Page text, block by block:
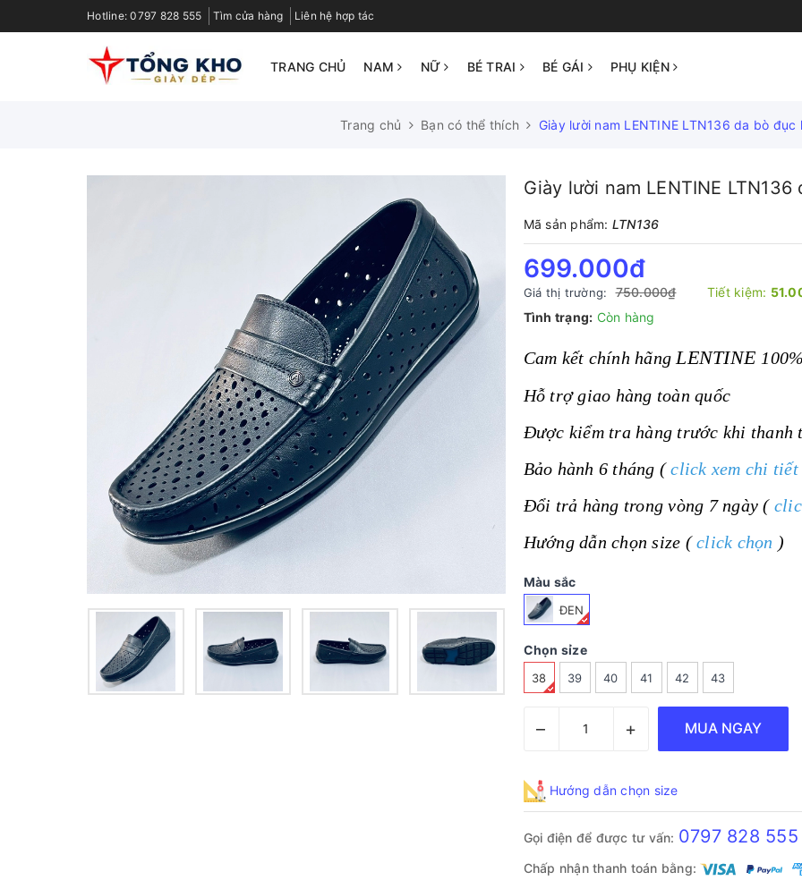
Hotline:0797 828 555 Tìm cửa hàng Liên hệ hợp tác
TRANG CHỦ NAM NỮ BÉ TRAI BÉ GÁI PHỤ KIỆN
Trang chủ Bạn có thể thích Giày lười nam LENTINE LTN136 da bò đục
Giày lười nam LENTINE
Mã sản phẩm: LTN136
699.000₫
Giá thị trường: 750.000₫ Tiết kiệm:
Tình trạng: Còn hàng
Cam kết chính hãng LENTINE
Hỗ trợ giao hàng toàn quốc
Được kiểm tra hàng trước khi thanh
Bảo hành 6 tháng (click xem chi tiết
Đổi trả hàng trong vòng 7 ngày (
Hướng dẫn chọn size (click chọn )
Màu sắc
ĐEN
Chọn sỉze
38 39 40 41 42 43
– + MUA NGAY
Hướng dẫn chọn size
Gọi điện để được tư vấn: 0797 828 555
Chấp nhận thanh toán bằng: